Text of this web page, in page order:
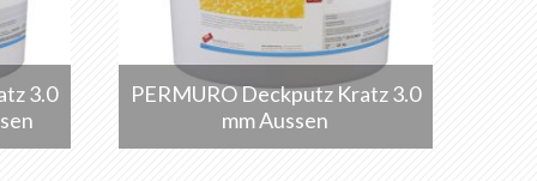
3.0
PERMURO Deckputz Kratz 3.0
mm Aussen